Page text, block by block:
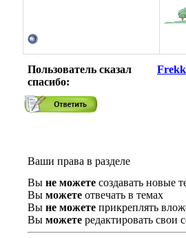
Пользователь сказал
cпасибо:
Ваши права в разделе
Вы не можете создавать новые
Вы можете отвечать в темах
Вы не можете прикреплять
Вы можете редактировать свои